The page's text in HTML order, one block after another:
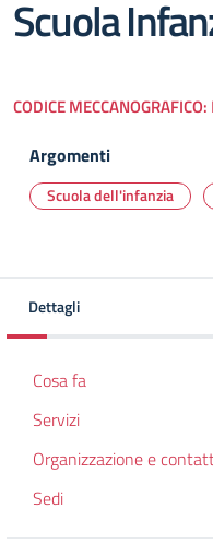
Scuola
CODICE MECCANOGRAFICO:
Argomenti
Scuola dell'infanzia
Dettagli
Cosa fa
Servizi
Organizzazione e
Sedi